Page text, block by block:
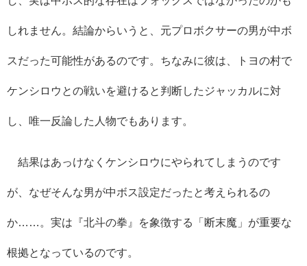
しれません。結論からいうと、元プロボクサーの男が中ボ
スだった可能性があるのです。ちなみに彼は、トヨの村で
ケンシロウとの戦いを避けると判断したジャッカルに対
し、唯一反論した人物でもあります。
結果はあっけなくケンシロウにやられてしまうのです
が、なぜそんな男が中ボス設定だったと考えられるの
か……。実は『北斗の拳』を象徴する「断末魔」が重要な
根拠となっているのです。